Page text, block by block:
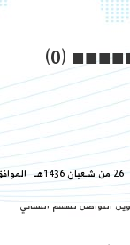
(0)
26 من شـعبان 1436هـ الموافق